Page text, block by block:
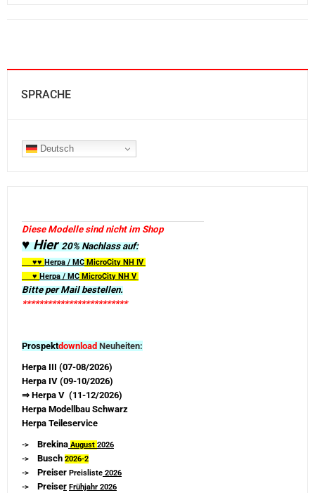
SPRACHE
Deutsch
Diese Modelle sind nicht im Shop
♥ Hier20% Nachlass auf:
♥♥ Herpa / MC MicroCity NH IV
♥ Herpa / MC MicroCity NH V
Bitte per Mail bestellen.
*************************
Prospektdownload Neuheiten:
Herpa III (07-08/2026)
Herpa IV (09-10/2026)
⇒ Herpa V (11-12/2026)
Herpa Modellbau Schwarz
Herpa Teileservice
-> Brekina August 2026
-> Busch 2026-2
-> Preiser Preisliste 2026
-> Preiser Frühjahr 2026